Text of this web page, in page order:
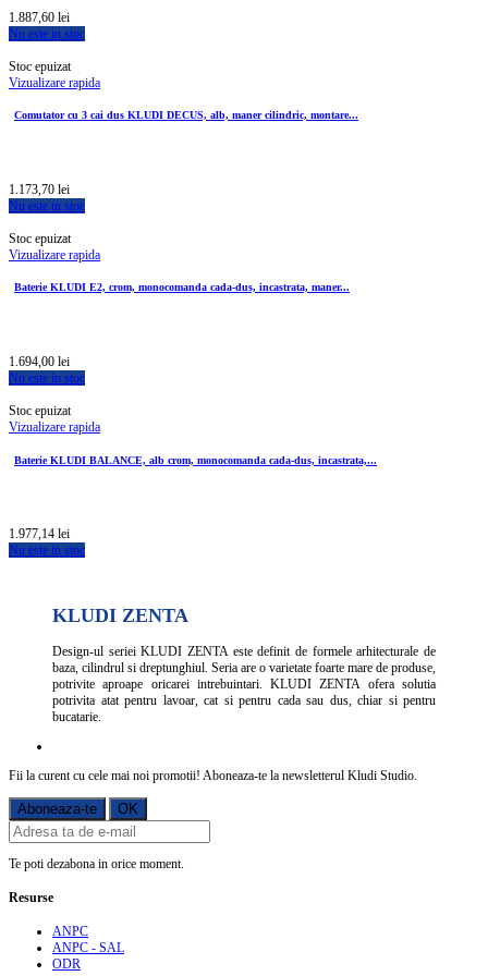
1.887,60 lei
Nu este in stoc
Stoc epuizat
Vizualizare rapida
Comutator cu 3 cai dus KLUDI DECUS, alb, maner cilindric, montare...
1.173,70 lei
Nu este in stoc
Stoc epuizat
Vizualizare rapida
Baterie KLUDI E2, crom, monocomanda cada-dus, incastrata, maner...
1.694,00 lei
Nu este in stoc
Stoc epuizat
Vizualizare rapida
Baterie KLUDI BALANCE, alb crom, monocomanda cada-dus, incastrata,...
1.977,14 lei
Nu este in stoc
KLUDI ZENTA
Design-ul seriei KLUDI ZENTA este definit de formele arhitecturale de
baza, cilindrul si dreptunghiul. Seria are o varietate foarte mare de produse,
potrivite aproape oricarei intrebuintari. KLUDI ZENTA ofera solutia
potrivita atat pentru lavoar, cat si pentru cada sau dus, chiar si pentru
bucatarie.
Fii la curent cu cele mai noi promotii! Aboneaza-te la newsletterul Kludi Studio.
Te poti dezabona in orice moment.
Resurse
ANPC
ANPC - SAL
ODR